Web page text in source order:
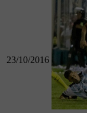
23/10/2016